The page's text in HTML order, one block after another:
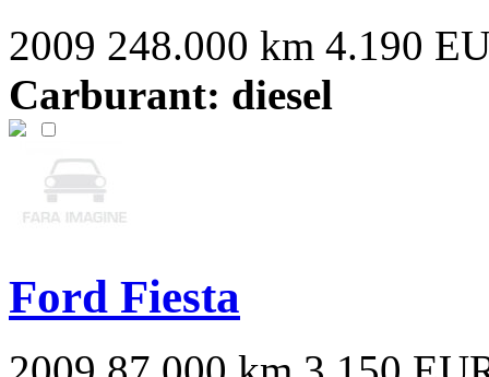
2009 248.000 km 4.190
Carburant: diesel
Ford Fiesta